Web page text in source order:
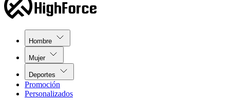
Hombre
Mujer
Deportes
Promoción
Personalizados